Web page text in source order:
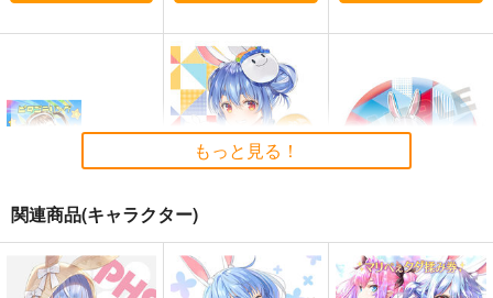
サンプル
カート カート
ピタゴラリング
PPP
ホロライブ缶バッチ
もっと見る！
関連商品(キャラクター)